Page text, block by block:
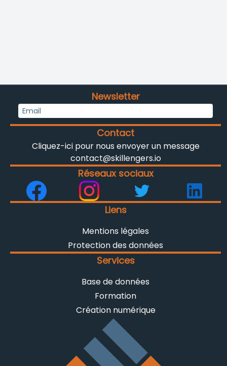
Services
Base de données
Formation
Création numérique
Liens
Mentions légales
Protection des données
Réseaux sociaux
Contact
Cliquez-ici pour nous envoyer un message
contact@skillengers.io
Newsletter